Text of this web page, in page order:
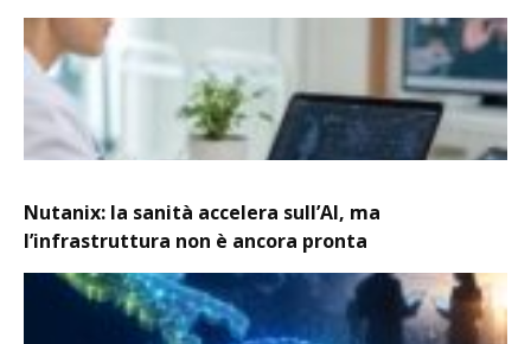
Nutanix: la sanità accelera sull’AI, ma
l’infrastruttura non è ancora pronta